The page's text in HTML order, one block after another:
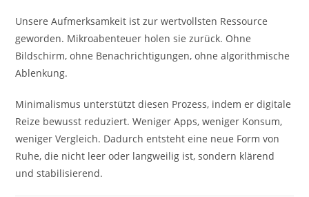
Unsere Aufmerksamkeit ist zur wertvollsten Ressource
geworden. Mikroabenteuer holen sie zurück. Ohne
Bildschirm, ohne Benachrichtigungen, ohne algorithmische
Ablenkung.
Minimalismus unterstützt diesen Prozess, indem er digitale
Reize bewusst reduziert. Weniger Apps, weniger Konsum,
weniger Vergleich. Dadurch entsteht eine neue Form von
Ruhe, die nicht leer oder langweilig ist, sondern klärend
und stabilisierend.